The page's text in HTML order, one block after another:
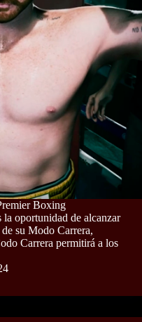
Boxing
oportunidad de alcanzar
su Modo Carrera,
Carrera permitirá a los